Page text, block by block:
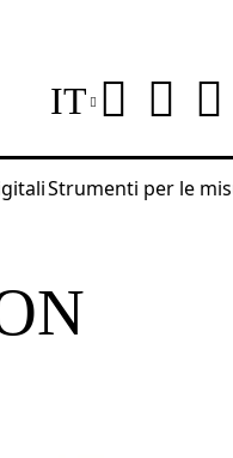
IT
Strumenti per le